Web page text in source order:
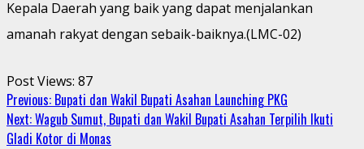
Kepala Daerah yang baik yang dapat menjalankan
amanah rakyat dengan sebaik-baiknya.(LMC-02)
Post Views: 87
Continue
Reading
Previous: Bupati dan Wakil Bupati Asahan Launching PKG
Next:Wagub Sumut, Bupati dan Wakil Bupati Asahan Terpilih Ikuti
Gladi Kotor di Monas